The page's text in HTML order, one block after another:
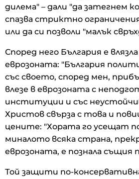
дилема" – дали "да затегнем
спазва стриктно
или да си позволи "малък
Според него България е
еврозоната: "България
със своето, според мен,
влезе в еврозоната с
институции и със
Христов свърза с това и
цените: "Хората го усещат
миналото всяка страна,
еврозоната, е познала същия
Той защити по-